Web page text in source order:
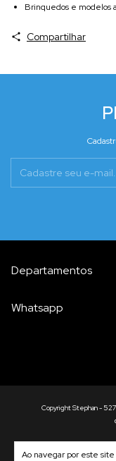
Ao navegar por este site
Brinquedos e modelos
Compartilhar
Departamentos
Whatsapp
Copyright Stephan -